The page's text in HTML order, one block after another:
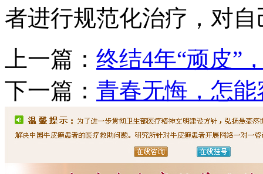
者进行规范化治疗，对
上一篇： 终结4年“顽皮”
下一篇： 青春无悔，怎